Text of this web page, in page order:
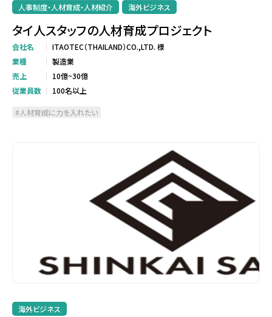
人事制度・人材育成・人材紹介 海外ビジネス
タイ人スタッフの人材育成プロジェクト
会社名
ITAOTEC（THAILAND）CO.,LTD. 様
業種
製造業
売上
10億~30億
従業員数
100名以上
人材育成に力を入れたい
海外ビジネス